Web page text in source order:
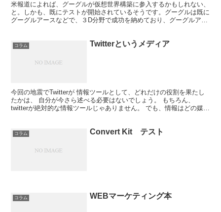
米報道によれば、グーグルが仮想世界構築に参入するかもしれない、
と。しかも、既にテストが開始されているそうです。グーグルは既に
グーグルアースなどで、３D分野で成功を納めており、グーグルアー
コラム Twitterというメディア
今回の地震でTwitterが 情報ツールとして、どれだけの役割を果たし
たかは、 自分が今さら述べる必要はないでしょう。 もちろん、
twitterが絶対的な情報ツールじゃありません。 でも、情報はどの媒体
コラム Convert Kit テスト
コラム WEBマーケティング本